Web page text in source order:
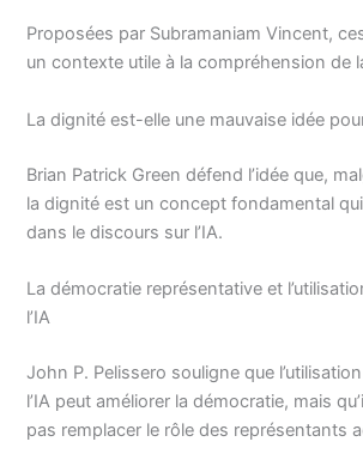
Proposées par Subramaniam Vincent,
un contexte utile à la compréhension de
La dignité est-elle une mauvaise idée pour
Brian Patrick Green défend l’idée que,
la dignité est un concept fondamental
dans le discours sur l’IA.
La démocratie représentative et
l’IA
John P. Pelissero souligne que
l’IA peut améliorer la démocratie, mais
pas remplacer le rôle des représentants